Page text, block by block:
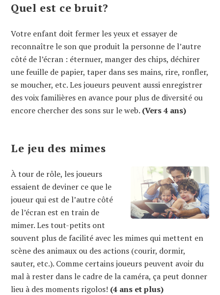
Quel est ce bruit?
Votre enfant doit fermer les yeux et essayer de
reconnaître le son que produit la personne de l’autre
côté de l’écran : éternuer, manger des chips, déchirer
une feuille de papier, taper dans ses mains, rire, ronfler,
se moucher, etc. Les joueurs peuvent aussi enregistrer
des voix familières en avance pour plus de diversité ou
encore chercher des sons sur le web. (Vers 4 ans)
Le jeu des mimes
À tour de rôle, les joueurs
essaient de deviner ce que le
joueur qui est de l’autre côté
de l’écran est en train de
mimer. Les tout-petits ont
souvent plus de facilité avec les mimes qui mettent en
scène des animaux ou des actions (courir, dormir,
sauter, etc.). Comme certains joueurs peuvent avoir du
mal à rester dans le cadre de la caméra, ça peut donner
lieu à des moments rigolos! (4 ans et plus)